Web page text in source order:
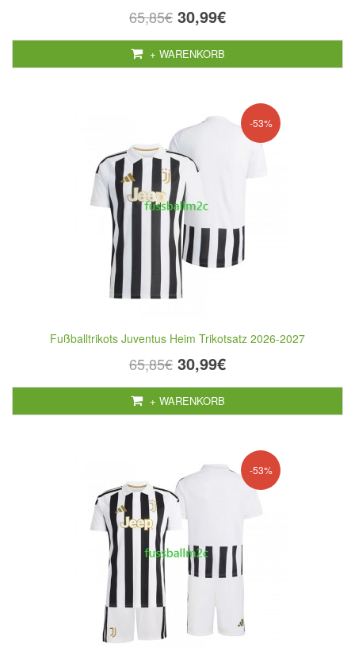
65,85€ 30,99€
+ WARENKORB
-53%
Fußballtrikots Juventus Heim Trikotsatz 2026-2027
65,85€ 30,99€
+ WARENKORB
-53%